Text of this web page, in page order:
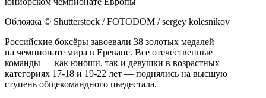
Обложка © Shutterstock / FOTODOM / sergey kolesnikov
Российские боксёры завоевали 38 золотых медалей
на чемпионате мира в Ереване. Все отечественные
команды — как юноши, так и девушки в возрастных
категориях 17-18 и 19-22 лет — поднялись на высшую
ступень общекомандного пьедестала.